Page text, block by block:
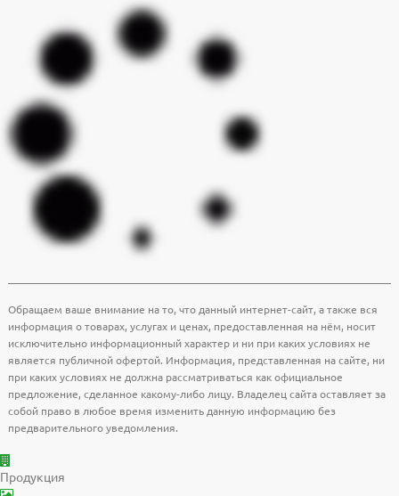
Обращаем ваше внимание на то, что данный интернет-сайт, а также вся
информация о товарах, услугах и ценах, предоставленная на нём, носит
исключительно информационный характер и ни при каких условиях не
является публичной офертой. Информация, представленная на сайте, ни
при каких условиях не должна рассматриваться как официальное
предложение, сделанное какому-либо лицу. Владелец сайта оставляет за
собой право в любое время изменить данную информацию без
предварительного уведомления.
Продукция